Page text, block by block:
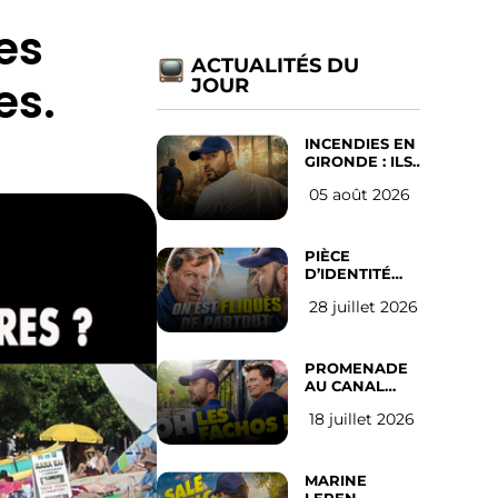
ACTUALITÉS DU
JOUR
INCENDIES EN
GIRONDE : ILS
D’ABANDONNER
05 août 2026
PIÈCE
D’IDENTITÉ
SUR LES
l’avis des
Français
28 juillet 2026
PROMENADE
AU CANAL
(les gauchistes
18 juillet 2026
MARINE